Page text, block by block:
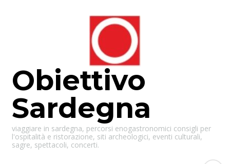
Obiettivo
Sardegna
viaggiare in sardegna, percorsi enogastronomici consigli per
l'ospitalità e ristorazione, siti archeologici, eventi culturali,
sagre, spettacoli, concerti.